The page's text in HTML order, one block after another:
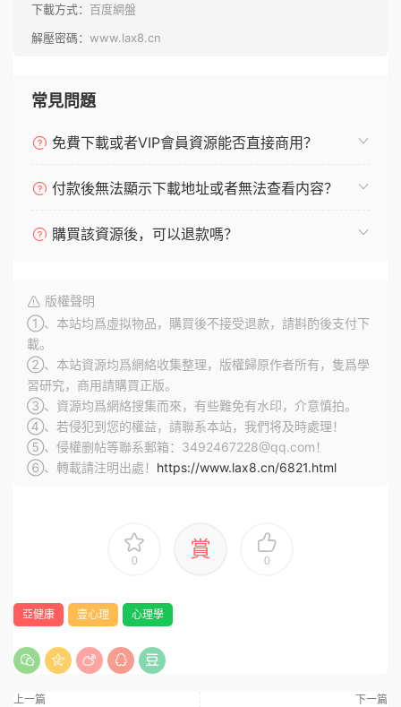
下載方式： 百度網盤
解壓密碼： www.lax8.cn
常見問題
免費下載或者VIP會員資源能否直接商用？
付款後無法顯示下載地址或者無法查看内容？
購買該資源後，可以退款嗎？
版權聲明
①、本站均爲虛拟物品，購買後不接受退款，請斟酌後支付下
載。
②、本站資源均爲網絡收集整理，版權歸原作者所有，隻爲學
習研究，商用請購買正版。
③、資源均爲網絡搜集而來，有些難免有水印，介意慎拍。
④、若侵犯到您的權益，請聯系本站，我們将及時處理！
⑤、侵權删帖等聯系郵箱：3492467228@qq.com！
⑥、轉載請注明出處！ https://www.lax8.cn/6821.html
0 賞 0
亞健康 壹心理 心理學
上一篇 下一篇